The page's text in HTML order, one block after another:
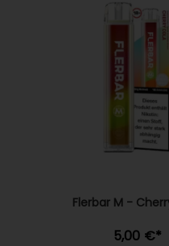
Flerbar M -
5,00 €*